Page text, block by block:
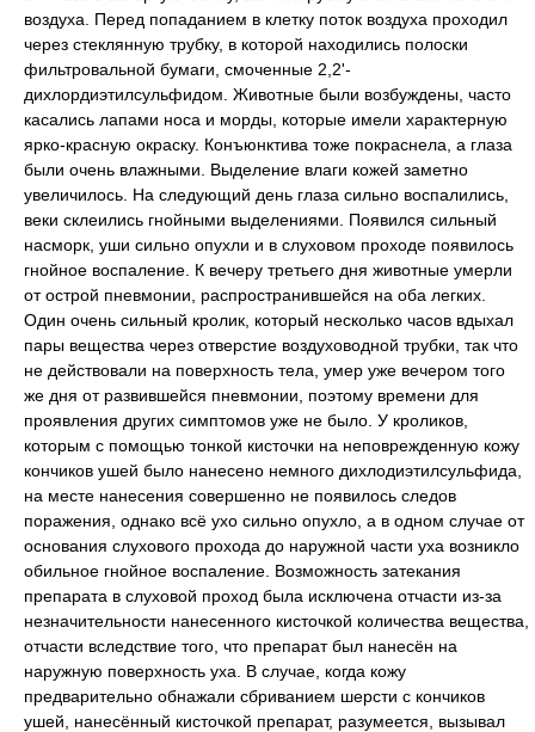
воздуха. Перед попаданием в клетку поток воздуха проходил
через стеклянную трубку, в которой находились полоски
фильтровальной бумаги, смоченные 2,2'-
дихлордиэтилсульфидом. Животные были возбуждены, часто
касались лапами носа и морды, которые имели характерную
ярко-красную окраску. Конъюнктива тоже покраснела, а глаза
были очень влажными. Выделение влаги кожей заметно
увеличилось. На следующий день глаза сильно воспалились,
веки склеились гнойными выделениями. Появился сильный
насморк, уши сильно опухли и в слуховом проходе появилось
гнойное воспаление. К вечеру третьего дня животные умерли
от острой пневмонии, распространившейся на оба легких.
Один очень сильный кролик, который несколько часов вдыхал
пары вещества через отверстие воздуховодной трубки, так что
не действовали на поверхность тела, умер уже вечером того
же дня от развившейся пневмонии, поэтому времени для
проявления других симптомов уже не было. У кроликов,
которым с помощью тонкой кисточки на неповрежденную кожу
кончиков ушей было нанесено немного дихлодиэтилсульфида,
на месте нанесения совершенно не появилось следов
поражения, однако всё ухо сильно опухло, а в одном случае от
основания слухового прохода до наружной части уха возникло
обильное гнойное воспаление. Возможность затекания
препарата в слуховой проход была исключена отчасти из-за
незначительности нанесенного кисточкой количества вещества,
отчасти вследствие того, что препарат был нанесён на
наружную поверхность уха. В случае, когда кожу
предварительно обнажали сбриванием шерсти с кончиков
ушей, нанесённый кисточкой препарат, разумеется, вызывал